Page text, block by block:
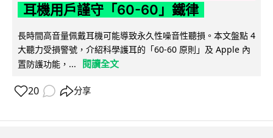
耳機用戶謹守「60-60」鐵律
長時間高音量佩戴耳機可能導致永久性噪音性聽損。本文盤點 4
大聽力受損警號，介紹科學護耳的「60-60 原則」及 Apple 內
置防護功能，...
閱讀全文
20 分享